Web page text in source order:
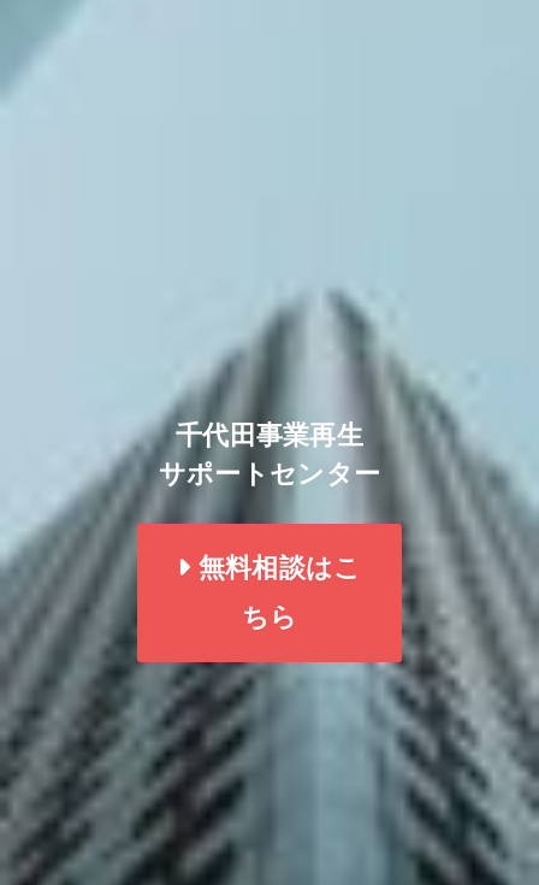
千代田事業再生
サポートセンター
無料相談はこ
ちら